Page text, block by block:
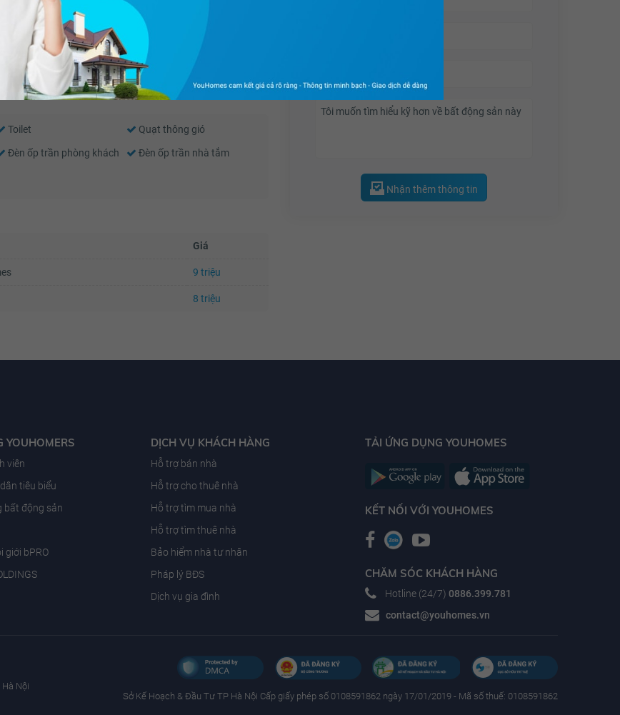
Trần thạch cao Tường sơn bả
Chuông điện Cửa gỗ công nghiệp
Toilet Quạt thông gió
Đèn ốp trần phòng khách Đèn ốp trần nhà tắm
Giá
9 triệu
8 triệu
Nhận thêm thông tin
YOUHOMERS
viên
tiêu biểu
bất động sản
giới bPRO
DỊCH VỤ KHÁCH HÀNG
Hỗ trợ bán nhà
Hỗ trợ cho thuê nhà
Hỗ trợ tìm mua nhà
Hỗ trợ tìm thuê nhà
Bảo hiểm nhà tư nhân
Pháp lý BĐS
Dịch vụ gia đình
TẢI ỨNG DỤNG YOUHOMES
KẾT NỐI VỚI YOUHOMES
CHĂM SÓC KHÁCH HÀNG
Hotline (24/7) 0886.399.781
contact@youhomes.vn
Nội
Sở Kế Hoạch & Ðầu Tư TP Hà Nội Cấp giấy phép số 0108591862 ngày 17/01/2019 - Mã số thuế: 0108591862